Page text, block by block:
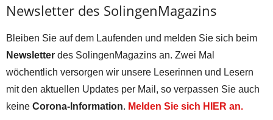
Newsletter des SolingenMagazins
Bleiben Sie auf dem Laufenden und melden Sie sich beim
Newsletter des SolingenMagazins an. Zwei Mal
wöchentlich versorgen wir unsere Leserinnen und Lesern
mit den aktuellen Updates per Mail, so verpassen Sie auch
keine Corona-Information. Melden Sie sich HIER an.